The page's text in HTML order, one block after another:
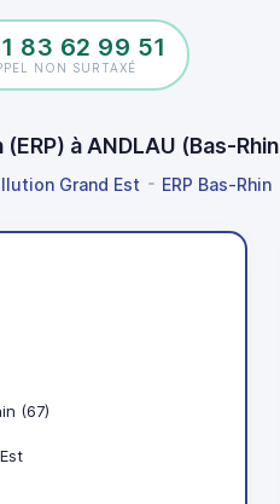
83 62 99 51
NON SURTAXÉ
à ANDLAU (Bas-
Grand Est ERP Bas-Rhin
(67)